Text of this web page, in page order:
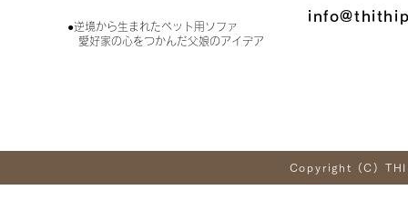
●逆境から生まれたペット用ソファ
愛好家の心をつかんだ父娘のアイデア
Copyright (C)